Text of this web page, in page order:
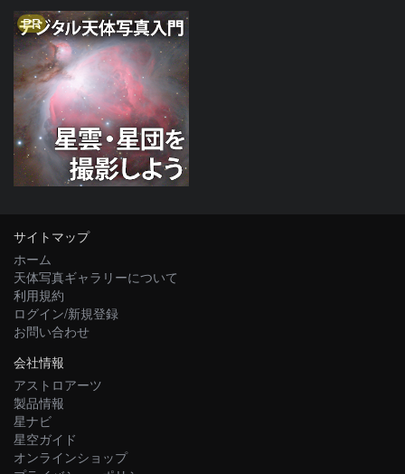
PR
サイトマップ
ホーム
天体写真ギャラリーについて
利用規約
ログイン/新規登録
お問い合わせ
会社情報
アストロアーツ
製品情報
星ナビ
星空ガイド
オンラインショップ